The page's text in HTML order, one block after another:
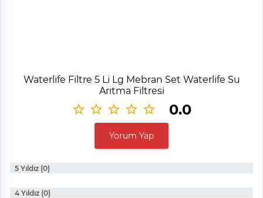
Waterlife Filtre 5 Li Lg Mebran Set Waterlife Su
Arıtma Filtresi
0.0
Yorum Yap
5 Yıldız (0)
4 Yıldız (0)